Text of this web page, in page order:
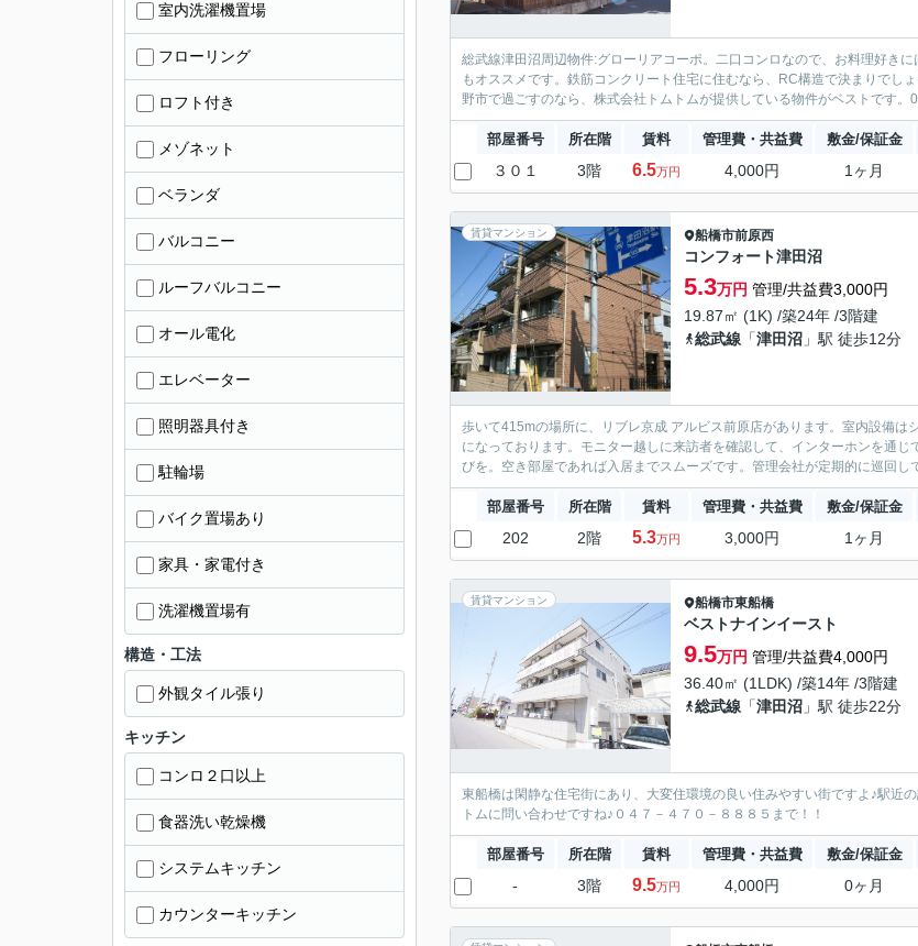
総武線津田沼周辺物件:グローリアコーポ。二口コンロなので、お料理好き
もオススメです。鉄筋コンクリート住宅に住むなら、RC構造で決まりでし
野市で過ごすのなら、株式会社トムトムが提供している物件がベストです
部屋番号 所在階 賃料 管理費・共益費 敷金/保証金
３０１ 3階 6.5万円 4,000円 1ヶ月
賃貸マンション 船橋市前原西
コンフォート津田沼
5.3万円 管理/共益費3,000円
19.87㎡ (1K) /築24年 /3階建
総武線 「津田沼 」駅 徒歩12分
歩いて415mの場所に、リブレ京成 アルビス前原店があります。室内設備
になっております。モニター越しに来訪者を確認して、インターホンを通
びを。空き部屋であれば入居までスムーズです。管理会社が定期的に巡回
部屋番号 所在階 賃料 管理費・共益費 敷金/保証金
202 2階 5.3万円 3,000円 1ヶ月
賃貸マンション 船橋市東船橋
ベストナインイースト
9.5万円 管理/共益費4,000円
36.40㎡ (1LDK) /築14年 /3階建
総武線 「津田沼 」駅 徒歩22分
東船橋は閑静な住宅街にあり、大変住環境の良い住みやすい街ですよ♪駅近
トムに問い合わせですね♪０４７－４７０－８８８５まで！！
部屋番号 所在階 賃料 管理費・共益費 敷金/保証金
- 3階 9.5万円 4,000円 0ヶ月
室内洗濯機置場
フローリング
ロフト付き
メゾネット
ベランダ
バルコニー
ルーフバルコニー
オール電化
エレベーター
照明器具付き
駐輪場
バイク置場あり
家具・家電付き
洗濯機置場有
構造・工法
外観タイル張り
キッチン
コンロ２口以上
食器洗い乾燥機
システムキッチン
カウンターキッチン